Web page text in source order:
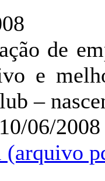
de
e
–
10/06/2008
(arquivo